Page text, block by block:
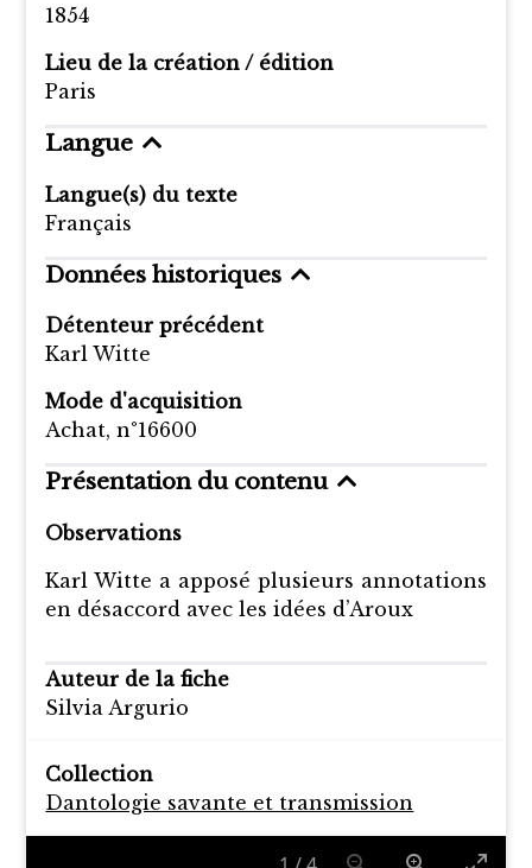
1854
Lieu de la création / édition
Paris
Langue
Langue(s) du texte
Français
Données historiques
Détenteur précédent
Karl Witte
Mode d'acquisition
Achat, n°16600
Présentation du contenu
Observations
Karl Witte a apposé plusieurs annotations
en désaccord avec les idées d’Aroux
Auteur de la fiche
Silvia Argurio
Collection
Dantologie savante et transmission